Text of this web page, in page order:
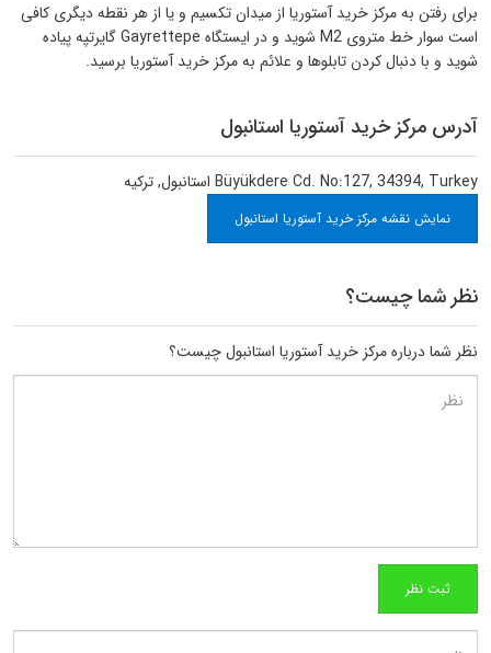
برای رفتن به مرکز خرید آستوریا از میدان تکسیم و یا از هر نقطه دیگری کافی
است سوار خط متروی M2 شوید و در ایستگاه Gayrettepe گایرتپه پیاده
شوید و با دنبال کردن تابلوها و علائم به مرکز خرید آستوریا برسید.
آدرس مرکز خرید آستوریا استانبول
Büyükdere Cd. No:127, 34394, Turkey استانبول,ترکیه
نمایش نقشه مرکز خرید آستوریا استانبول
نظر شما چیست؟
نظر شما درباره مرکز خرید آستوریا استانبول چیست؟